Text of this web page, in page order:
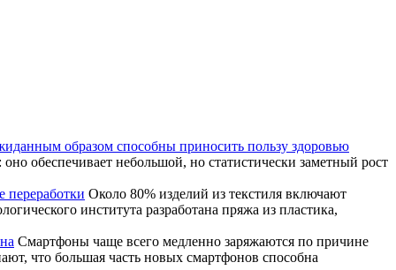
образом способны приносить пользу здоровью
обеспечивает небольшой, но статистически заметный рост
переработки Около 80% изделий из текстиля включают
института разработана пряжа из пластика,
Смартфоны чаще всего медленно заряжаются по причине
что большая часть новых смартфонов способна